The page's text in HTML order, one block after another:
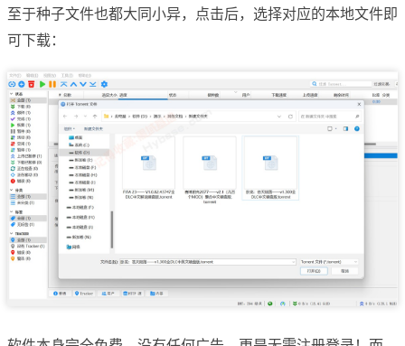
至于种子文件也都大同小异，点击后，选择对应的本地文件即
可下载：